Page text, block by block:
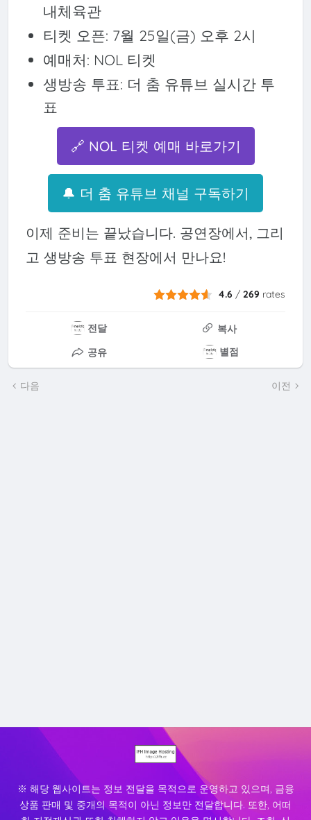
내체육관
티켓 오픈: 7월 25일(금) 오후 2시
예매처: NOL 티켓
생방송 투표: 더 춤 유튜브 실시간 투
표
🔗 NOL 티켓 예매 바로가기
🔔 더 춤 유튜브 채널 구독하기
이제 준비는 끝났습니다. 공연장에서, 그리
고 생방송 투표 현장에서 만나요!
4.6 /269 rates
전달
복사
공유
별점
다음 이전
※ 해당 웹사이트는 정보 전달을 목적으로 운영하고 있으며, 금융
상품 판매 및 중개의 목적이 아닌 정보만 전달합니다. 또한, 어떠